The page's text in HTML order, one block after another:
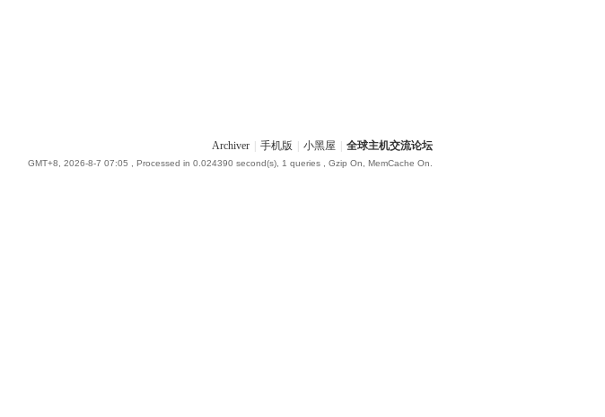
Archiver 手机版 小黑屋 全球主机交流论坛
GMT+8, 2026-8-7 07:05 , Processed in 0.024390 second(s), 1 queries , Gzip On, MemCache On.